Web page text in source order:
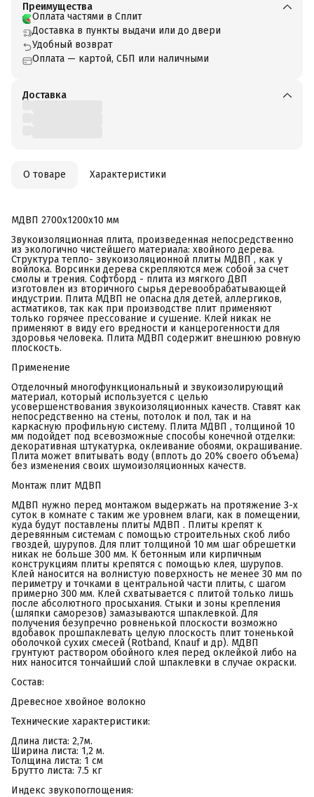
Преимущества
Оплата частями в Сплит
Доставка в пункты выдачи или до двери
Удобный возврат
Оплата — картой, СБП или наличными
Доставка
О товаре Характеристики
МДВП 2700х1200х10 мм
Звукоизоляционная плита, произведенная непосредственно
из экологично чистейшего материала: хвойного дерева.
Структура тепло- звукоизоляционной плиты МДВП , как у
войлока. Ворсинки дерева скрепляются меж собой за счет
смолы и трения. Софтборд - плита из мягкого ДВП
изготовлен из вторичного сырья деревообрабатывающей
индустрии. Плита МДВП не опасна для детей, аллергиков,
астматиков, так как при производстве плит применяют
только горячее прессование и сушение. Клей никак не
применяют в виду его вредности и канцерогенности для
здоровья человека. Плита МДВП содержит внешнюю ровную
плоскость.
Применение
Отделочный многофункциональный и звукоизолирующий
материал, который используется с целью
усовершенствования звукоизоляционных качеств. Ставят как
непосредственно на стены, потолок и пол, так и на
каркасную профильную систему. Плита МДВП , толщиной 10
мм подойдет под всевозможные способы конечной отделки:
декоративная штукатурка, оклеивание обоями, окрашивание.
Плита может впитывать воду (вплоть до 20% своего объема)
без изменения своих шумоизоляционных качеств.
Монтаж плит МДВП
МДВП нужно перед монтажом выдержать на протяжение 3-х
суток в комнате с таким же уровнем влаги, как в помещении,
куда будут поставлены плиты МДВП . Плиты крепят к
деревянным системам с помощью строительных скоб либо
гвоздей, шурупов. Для плит толщиной 10 мм шаг обрешетки
никак не больше 300 мм. К бетонным или кирпичным
конструкциям плиты крепятся с помощью клея, шурупов.
Клей наносится на волнистую поверхность не менее 30 мм по
периметру и точками в центральной части плиты, с шагом
примерно 300 мм. Клей схватывается с плитой только лишь
после абсолютного просыхания. Стыки и зоны крепления
(шляпки саморезов) замазываются шпаклевкой. Для
получения безупречно ровненькой плоскости возможно
вдобавок прошпаклевать целую плоскость плит тоненькой
оболочкой сухих смесей (Rotband, Knauf и др). МДВП
грунтуют раствором обойного клея перед оклейкой либо на
них наносится тончайший слой шпаклевки в случае окраски.
Состав:
Древесное хвойное волокно
Технические характеристики:
Длина листа: 2,7м.
Ширина листа: 1,2 м.
Толщина листа: 1 см
Брутто листа: 7.5 кг
Индекс звукопоглощения: